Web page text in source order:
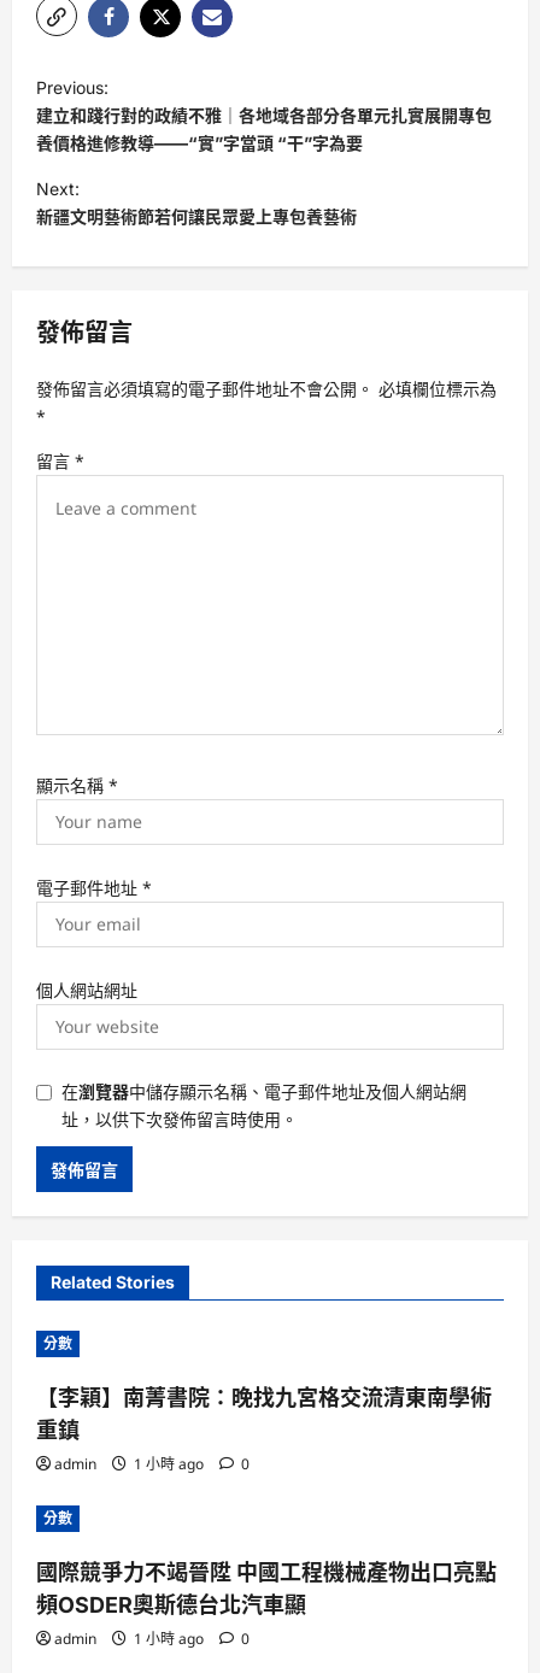
o
s
t
n
a
i
a
t
i
Previous:
建立和踐行對的政績不雅｜各地域各部分各單元扎實展開專包
養價格進修教導——“實”字當頭 “干”字為要
Next:
新疆文明藝術節若何讓民眾愛上專包養藝術
發佈留言
發佈留言必須填寫的電子郵件地址不會公開。 必填欄位標示為
*
留言 *
顯示名稱 *
電子郵件地址 *
個人網站網址
在瀏覽器中儲存顯示名稱、電子郵件地址及個人網站網
址，以供下次發佈留言時使用。
Related Stories
分數
【李穎】南菁書院：晚找九宮格交流清東南學術
重鎮
admin 1 小時 ago 0
分數
國際競爭力不竭晉陞 中國工程機械產物出口亮點
頻OSDER奧斯德台北汽車顯
admin 1 小時 ago 0